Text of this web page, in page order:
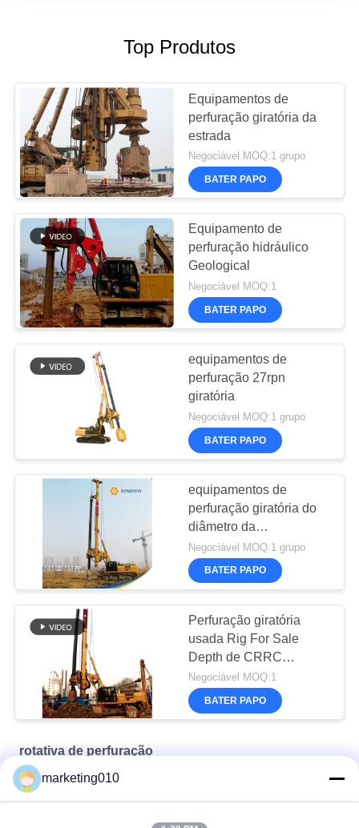
Top Produtos
Equipamentos de
perfuração giratória da
estrada
Negociável MOQ:1 grupo
BATER PAPO
Equipamento de
perfuração hidráulico
Geological
Negociável MOQ:1
BATER PAPO
equipamentos de
perfuração 27rpn
giratória
Negociável MOQ:1 grupo
BATER PAPO
equipamentos de
perfuração giratória do
diâmetro da
profundidade 2500Mm
de 261kW 88m
Negociável MOQ:1 grupo
BATER PAPO
Perfuração giratória
usada Rig For Sale
Depth de CRRC
TR250D 80m
Negociável MOQ:1
BATER PAPO
rotativa de perfuração
Perfuratriz Rotativa TR60
marketing010